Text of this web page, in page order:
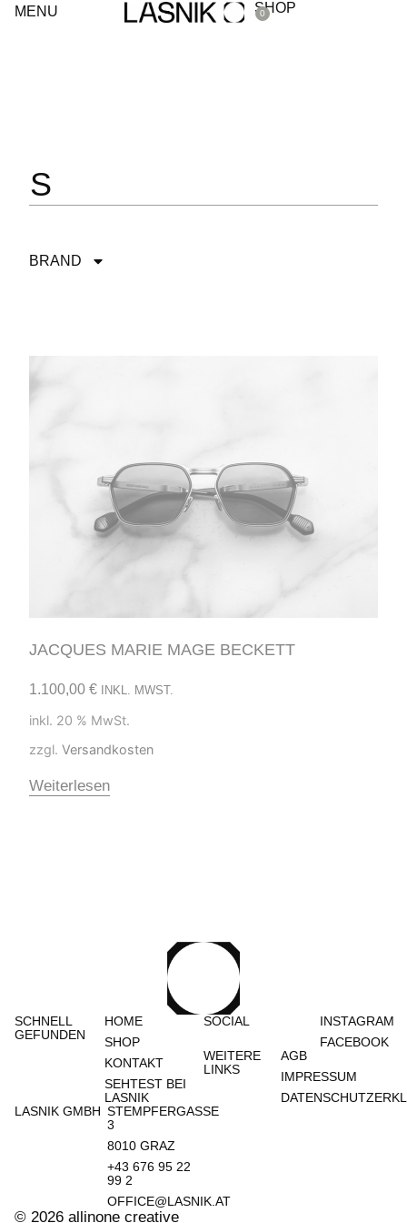
MENU 0
SHOP
S
BRAND
JACQUES MARIE MAGE BECKETT
1.100,00 € INKL. MWST.
inkl. 20 % MwSt.
zzgl. Versandkosten
Weiterlesen
SCHNELL
GEFUNDEN
HOME
SHOP
KONTAKT
SEHTEST BEI
LASNIK
LASNIK GMBH STEMPFERGASSE
3
8010 GRAZ​
+43 676 95 22
99 2
OFFICE@LASNIK.AT
SOCIAL
INSTAGRAM
FACEBOOK
WEITERE
LINKS
AGB
IMPRESSUM
© 2026 allinone creative